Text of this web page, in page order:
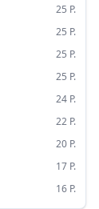
25 P.
25 P.
25 P.
25 P.
24 P.
22 P.
20 P.
17 P.
16 P.